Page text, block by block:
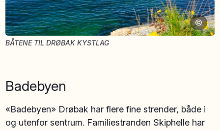
BÅTENE TIL DRØBAK KYSTLAG
©
Badebyen
«Badebyen» Drøbak har flere fine strender, både i
og utenfor sentrum. Familiestranden Skiphelle har